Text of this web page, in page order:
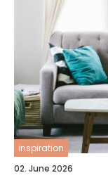
inspiration
02. June 2026